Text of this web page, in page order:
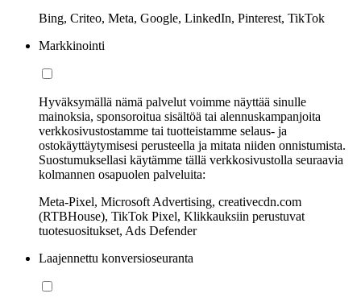
Bing, Criteo, Meta, Google, LinkedIn, Pinterest, TikTok
Markkinointi
Hyväksymällä nämä palvelut voimme näyttää sinulle
mainoksia, sponsoroitua sisältöä tai alennuskampanjoita
verkkosivustostamme tai tuotteistamme selaus- ja
ostokäyttäytymisesi perusteella ja mitata niiden onnistumista.
Suostumuksellasi käytämme tällä verkkosivustolla seuraavia
kolmannen osapuolen palveluita:
Meta-Pixel, Microsoft Advertising, creativecdn.com
(RTBHouse), TikTok Pixel, Klikkauksiin perustuvat
tuotesuositukset, Ads Defender
Laajennettu konversioseuranta